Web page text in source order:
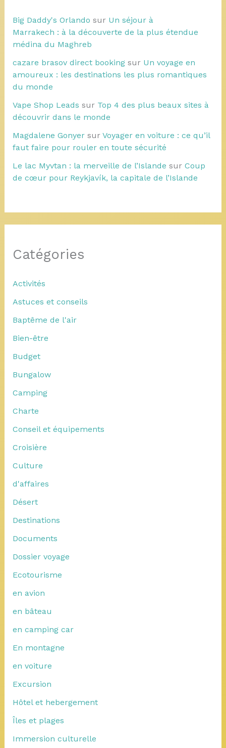
Big Daddy's Orlando sur Un séjour à
Marrakech : à la découverte de la plus étendue
médina du Maghreb
cazare brasov direct bookingsur Un voyage en
amoureux : les destinations les plus romantiques
du monde
Vape Shop Leads sur Top 4 des plus beaux sites à
découvrir dans le monde
Magdalene Gonyersur Voyager en voiture : ce qu’il
faut faire pour rouler en toute sécurité
Le lac Myvtan : la merveille de l’Islande sur Coup
de cœur pour Reykjavík, la capitale de l’Islande
Catégories
Activités
Astuces et conseils
Baptême de l'air
Bien-être
Budget
Bungalow
Camping
Charte
Conseil et équipements
Croisière
Culture
d'affaires
Désert
Destinations
Documents
Dossier voyage
Ecotourisme
en avion
en bâteau
en camping car
En montagne
en voiture
Excursion
Hôtel et hebergement
Îles et plages
Immersion culturelle